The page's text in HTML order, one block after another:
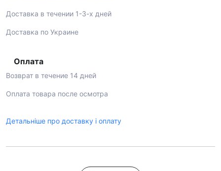
Доставка в течении 1-3-х дней
Доставка по Украине
Оплата
Возврат в течение 14 дней
Оплата товара после осмотра
Детальніше про доставку і оплату